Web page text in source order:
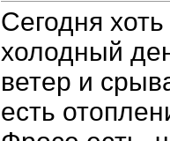
Сегодня
холодный
ветер и
есть